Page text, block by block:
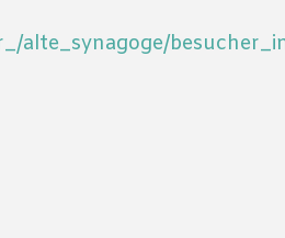
alte_synagoge/